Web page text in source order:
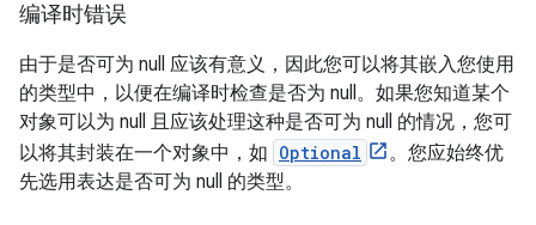
编译时错误
由于是否可为 null 应该有意义，因此您可以将其嵌入您使用
的类型中，以便在编译时检查是否为 null。如果您知道某个
对象可以为 null 且应该处理这种是否可为 null 的情况，您可
以将其封装在一个对象中，如 Optional
。您应始终优
先选用表达是否可为 null 的类型。